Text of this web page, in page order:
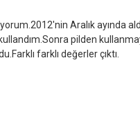
Aralık ayında
pilden
farklı değerler çıktı.